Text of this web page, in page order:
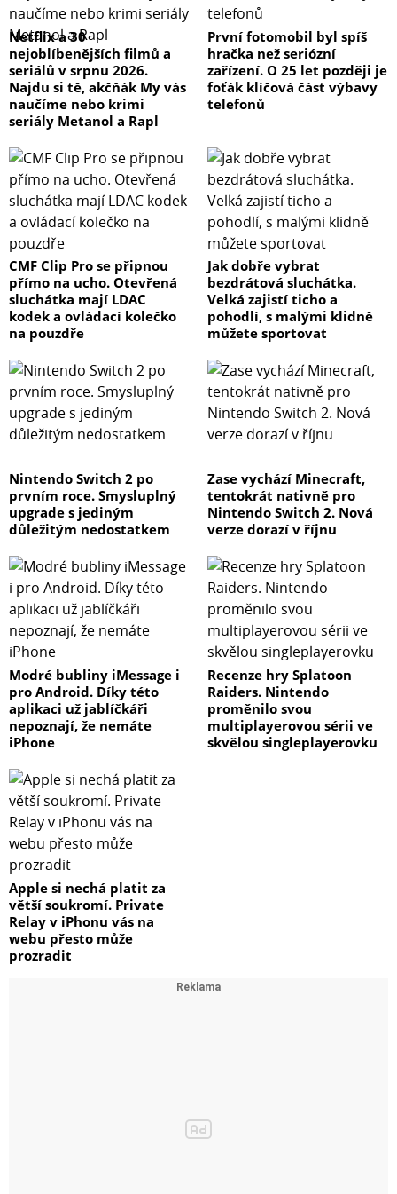
Netflix a 30
nejoblíbenějších filmů a
seriálů v srpnu 2026.
Najdu si tě, akčňák My vás
naučíme nebo krimi
seriály Metanol a Rapl
První fotomobil byl spíš
hračka než seriózní
zařízení. O 25 let později je
foťák klíčová část výbavy
telefonů
CMF Clip Pro se připnou
přímo na ucho. Otevřená
sluchátka mají LDAC
kodek a ovládací kolečko
na pouzdře
Jak dobře vybrat
bezdrátová sluchátka.
Velká zajistí ticho a
pohodlí, s malými klidně
můžete sportovat
Nintendo Switch 2 po
prvním roce. Smysluplný
upgrade s jediným
důležitým nedostatkem
Zase vychází Minecraft,
tentokrát nativně pro
Nintendo Switch 2. Nová
verze dorazí v říjnu
Modré bubliny iMessage i
pro Android. Díky této
aplikaci už jablíčkáři
nepoznají, že nemáte
iPhone
Recenze hry Splatoon
Raiders. Nintendo
proměnilo svou
multiplayerovou sérii ve
skvělou singleplayerovku
Apple si nechá platit za
větší soukromí. Private
Relay v iPhonu vás na
webu přesto může
prozradit